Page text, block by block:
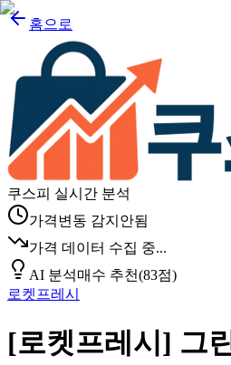
홈으로
쿠스피 실시간 분석
가격변동 감지안됨
가격 데이터 수집 중...
AI 분석매수 추천(83점)
로켓프레시
[로켓프레시] 그